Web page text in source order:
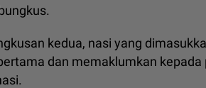
kedua, nasi yang
dan memaklumkan